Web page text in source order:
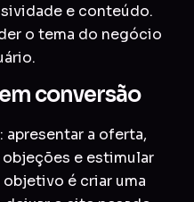
e conteúdo.
o tema do negócio
conversão
apresentar a oferta,
e estimular
é criar uma